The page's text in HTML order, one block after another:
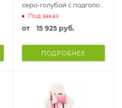
серо-голубой с подголов.
крестовина пластик
Под заказ
от 15 925 руб.
ПОДРОБНЕЕ